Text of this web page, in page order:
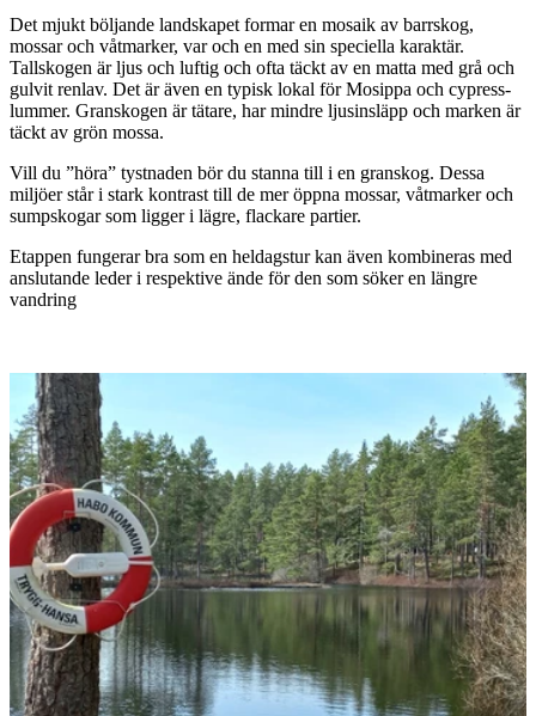
Det mjukt böljande landskapet formar en mosaik av barrskog,
mossar och våtmarker, var och en med sin speciella karaktär.
Tallskogen är ljus och luftig och ofta täckt av en matta med grå och
gulvit renlav. Det är även en typisk lokal för Mosippa och cypress-
lummer. Granskogen är tätare, har mindre ljusinsläpp och marken är
täckt av grön mossa.
Vill du ”höra” tystnaden bör du stanna till i en granskog. Dessa
miljöer står i stark kontrast till de mer öppna mossar, våtmarker och
sumpskogar som ligger i lägre, flackare partier.
Etappen fungerar bra som en heldagstur kan även kombineras med
anslutande leder i respektive ände för den som söker en längre
vandring
Bildspel
med
bilder